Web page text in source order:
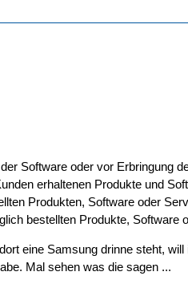
Software oder vor Erbringung
erhaltenen Produkte und
Produkten, Software oder
bestellten Produkte, Software
eine Samsung drinne steht,
Mal sehen was die sagen ...